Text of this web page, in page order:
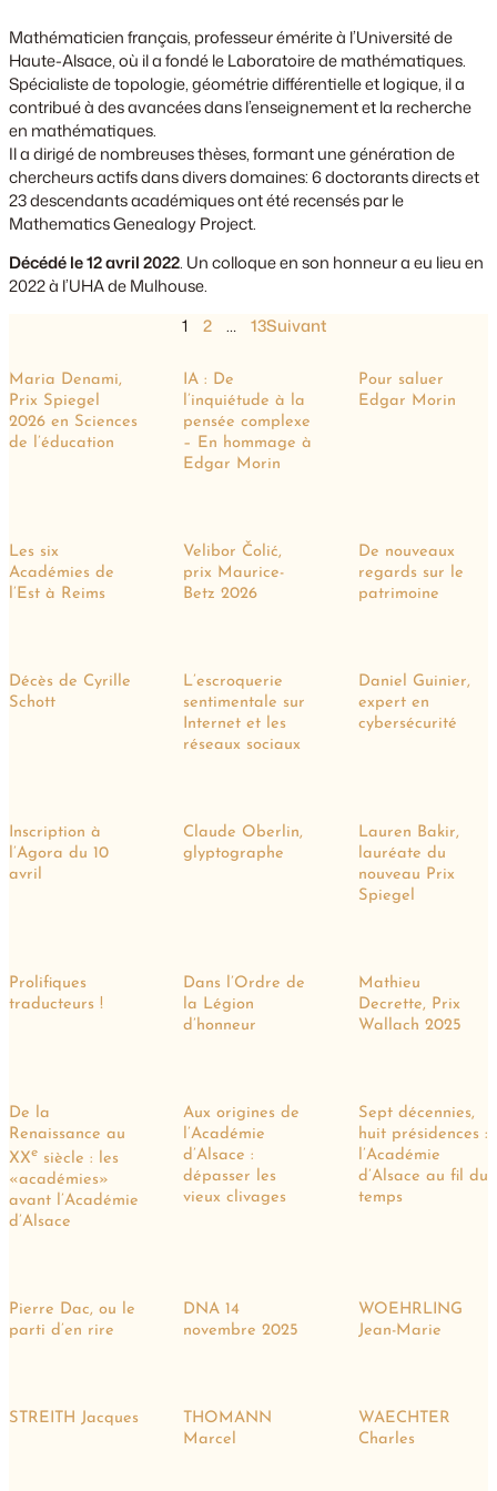
Mathématicien français, professeur émérite à l’Université de
Haute-Alsace, où il a fondé le Laboratoire de mathématiques.
Spécialiste de topologie, géométrie différentielle et logique, il a
contribué à des avancées dans l’enseignement et la recherche
en mathématiques.
Il a dirigé de nombreuses thèses, formant une génération de
chercheurs actifs dans divers domaines: 6 doctorants directs et
23 descendants académiques ont été recensés par le
Mathematics Genealogy Project.
Décédé le 12 avril 2022. Un colloque en son honneur a eu lieu en
2022 à l’UHA de Mulhouse.
1
2 … 13Suivant
Maria Denami,
Prix Spiegel
2026 en Sciences
de l’éducation
IA : De
l’inquiétude à la
pensée complexe
– En hommage à
Edgar Morin
Pour saluer
Edgar Morin
Les six
Académies de
l’Est à Reims
Velibor Čolić,
prix Maurice-
Betz 2026
De nouveaux
regards sur le
patrimoine
Décès de Cyrille
Schott
L’escroquerie
sentimentale sur
Internet et les
réseaux sociaux
Daniel Guinier,
expert en
cybersécurité
Inscription à
l’Agora du 10
avril
Claude Oberlin,
glyptographe
Lauren Bakir,
lauréate du
nouveau Prix
Spiegel
Prolifiques
traducteurs !
Dans l’Ordre de
la Légion
d’honneur
Mathieu
Decrette, Prix
Wallach 2025
De la
Renaissance au
XXe siècle : les
«académies»
avant l’Académie
d’Alsace
Aux origines de
l’Académie
d’Alsace :
dépasser les
vieux clivages
Sept décennies,
huit présidences :
l’Académie
d’Alsace au fil du
temps
Pierre Dac, ou le
parti d’en rire
DNA 14
novembre 2025
WOEHRLING
Jean-Marie
STREITH Jacques
THOMANN
Marcel
WAECHTER
Charles